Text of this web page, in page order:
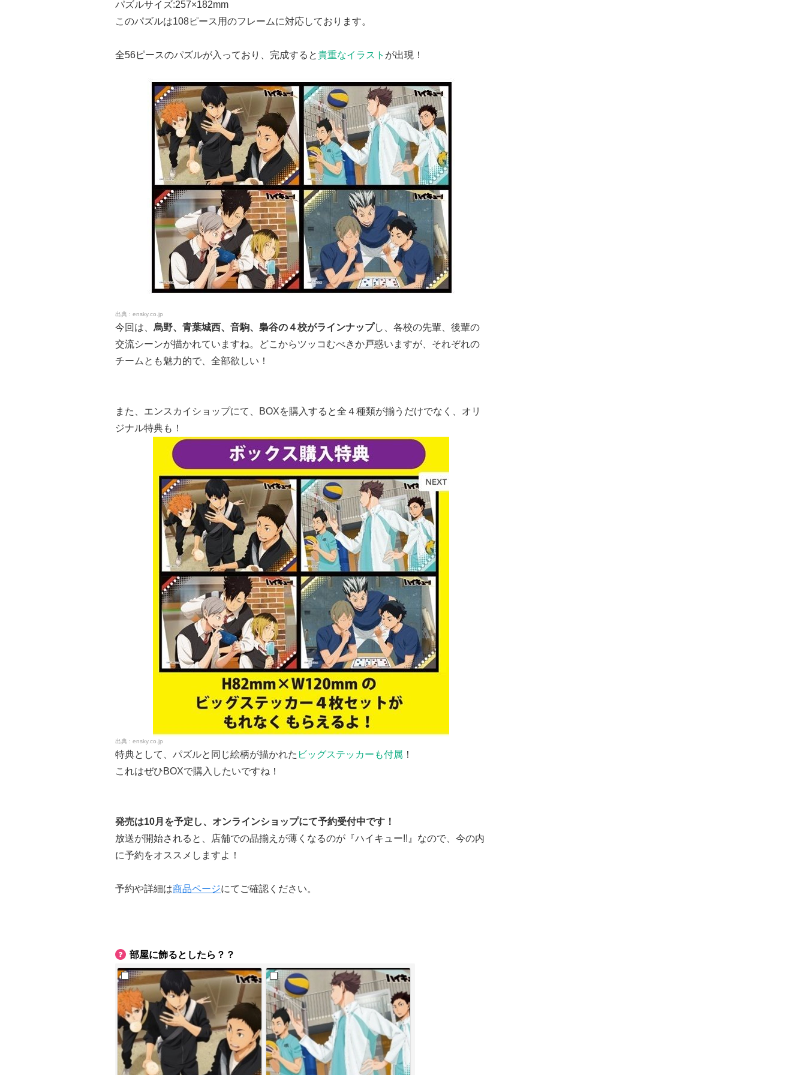
パズルサイズ:257×182mm
このパズルは108ピース用のフレームに対応しております。
全56ピースのパズルが入っており、完成すると貴重なイラスト が出現！
ensky.co.jp
今回は、 烏野、青葉城西、音駒、梟谷の４校がラインナップし、各校の先輩、後輩の
交流シーンが描かれていますね。どこからツッコむべきか戸惑いますが、それぞれの
チームとも魅力的で、全部欲しい！
また、エンスカイショップにて、BOXを購入すると全４種類が揃うだけでなく、オリ
ジナル特典も！
ensky.co.jp
特典として、パズルと同じ絵柄が描かれた ビッグステッカーも付属 ！
これはぜひBOXで購入したいですね！
発売は10月を予定し、オンラインショップにて予約受付中です！
放送が開始されると、店舗での品揃えが薄くなるのが『ハイキュー!!』なので、今の内
に予約をオススメしますよ！
予約や詳細は商品ページにてご確認ください。
部屋に飾るとしたら？？